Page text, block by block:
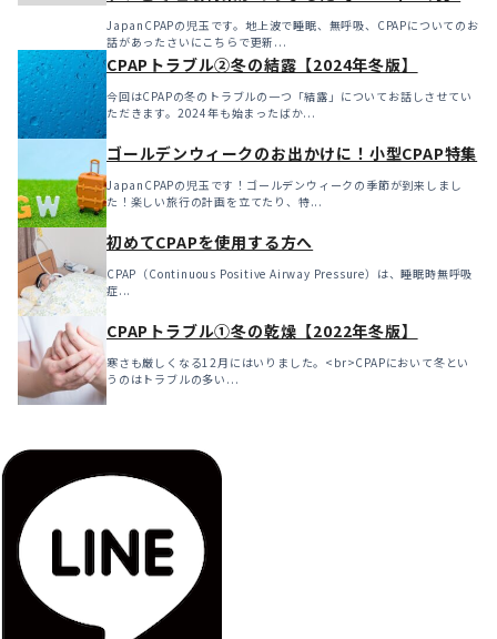
JapanCPAPの児玉です。地上波で睡眠、無呼吸、CPAPについてのお
話があったさいにこちらで更新...
CPAPトラブル②冬の結露【2024年冬版】
今回はCPAPの冬のトラブルの一つ「結露」についてお話しさせてい
ただきます。2024年も始まったばか...
ゴールデンウィークのお出かけに！小型CPAP特集
JapanCPAPの児玉です！ゴールデンウィークの季節が到来しまし
た！楽しい旅行の計画を立てたり、特...
初めてCPAPを使用する方へ
CPAP（Continuous Positive Airway Pressure）は、睡眠時無呼吸
症...
CPAPトラブル①冬の乾燥【2022年冬版】
寒さも厳しくなる12月にはいりました。<br>CPAPにおいて冬とい
うのはトラブルの多い...